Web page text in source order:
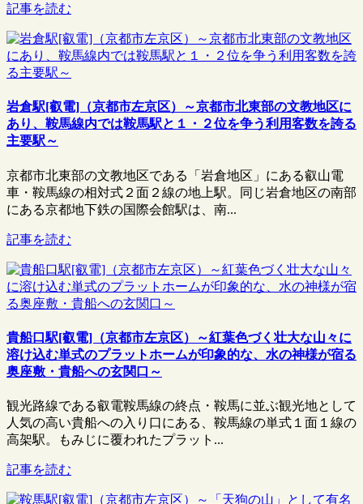
記事を読む
岩倉駅[叡電]（京都市左京区）～京都市北東部の文教地区に
あり、鞍馬線内では鞍馬駅と１・２位を争う利用客数を誇る
主要駅～
京都市北東部の文教地区である「岩倉地区」にある叡山電
車・鞍馬線の相対式２面２線の地上駅。同じ岩倉地区の南部
にある京都地下鉄の国際会館駅は、南...
記事を読む
貴船口駅[叡電]（京都市左京区）～紅葉色づく壮大な山々に
溶け込む単式のプラットホームが印象的な、水の神様が宿る
奥座敷・貴船への玄関口～
観光路線である叡電鞍馬線の終点・鞍馬に並ぶ観光地として
人気の高い貴船への入り口にある、鞍馬線の単式１面１線の
高架駅。もみじに覆われたプラット...
記事を読む